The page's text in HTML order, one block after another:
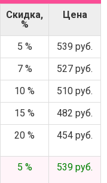
Скидка,
%
Цена
5 %
539 руб.
7 %
527 руб.
10 %
510 руб.
15 %
482 руб.
20 % 454 руб.
5 % 539 руб.